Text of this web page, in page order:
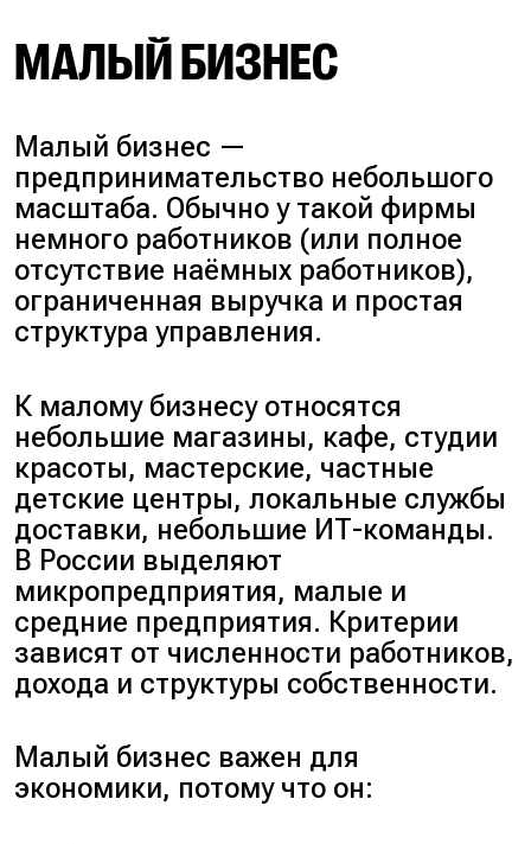
МАЛЫЙ БИЗНЕС
Малый бизнес —
предпринимательство небольшого
масштаба. Обычно у такой фирмы
немного работников (или полное
отсутствие наёмных работников),
ограниченная выручка и простая
структура управления.
К малому бизнесу относятся
небольшие магазины, кафе, студии
красоты, мастерские, частные
детские центры, локальные службы
доставки, небольшие ИТ-команды.
В России выделяют
микропредприятия, малые и
средние предприятия. Критерии
зависят от численности работников,
дохода и структуры собственности.
Малый бизнес важен для
экономики, потому что он: